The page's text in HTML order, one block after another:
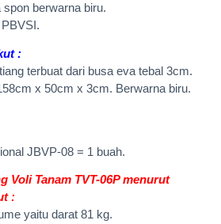
berwarna biru.
:
terbuat dari busa eva tebal 3cm.
x 50cm x 3cm. Berwarna biru.
JBVP-08 = 1 buah.
Voli Tanam TVT-06P menurut
:
yaitu darat 81 kg.